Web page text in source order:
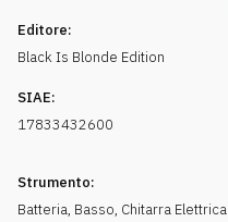
Editore:
Black Is Blonde Edition
SIAE:
17833432600
Strumento:
Batteria, Basso, Chitarra Elettrica